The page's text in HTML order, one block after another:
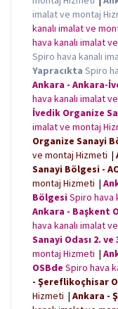
imalat ve montaj
kanalı imalat ve
hava kanalı imalat
Spiro hava kanalı
Yapracıkta Spiro
Ankara - Ankara-
hava kanalı imalat
İvedik Organize
imalat ve montaj
Organize Sanayi
ve montaj Hizmeti |
Sanayi Bölgesi -
montaj Hizmeti |
BölgesiSpiro hava
Ankara - Başkent
hava kanalı imalat
Sanayi Odası 2. ve
montaj Hizmeti |
OSBde Spiro hava
- Şereflikoçhisar
Hizmeti | Ankara -